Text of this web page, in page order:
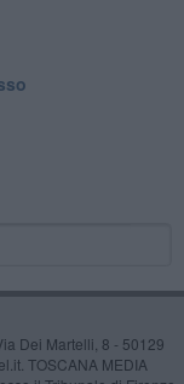
Dei Martelli, 8 - 50129
TOSCANA MEDIA